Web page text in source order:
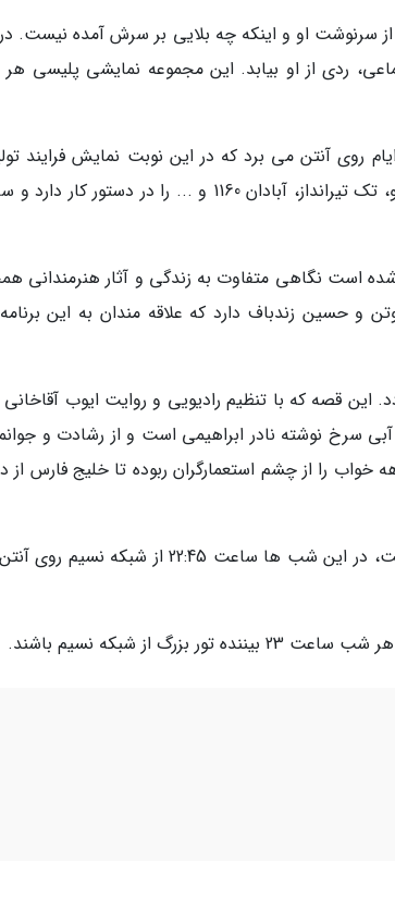
او و اینکه چه بلایی بر سرش آمده نیست.
ردی از او بیابد. این مجموعه نمایشی پلیسی
روی آنتن می برد که در این نوبت نمایش فرایند
گوشه هایی از زحمات هنرمندان کشور در فیلم هایی همچون یدو، تک تیرانداز، آبادان 1160 و ... را در
این شب ها برای ساعت 22 آماده پخش شده است نگاهی متفاوت به زندگی و آثار
و حسین زندباف دارد که علاقه مندان به این
این قصه که با تنظیم رادیویی و روایت ایوب آقاخانی
سرخ نوشته نادر ابراهیمی است و از رشادت و
خواب را از چشم استعمارگران ربوده تا خلیج فارس
این نمایش که توسط مرکز هنرهای نمایشی رادیو تولید شده است، در این شب ها ساعت 22:45 از
از شبکه نسیم باشند.